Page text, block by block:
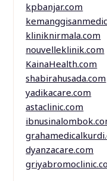
kpbanjar.com
kliniknirmala.com
nouvelleklinik.com
KainaHealth.com
shabirahusada.com
yadikacare.com
astaclinic.com
dyanzacare.com